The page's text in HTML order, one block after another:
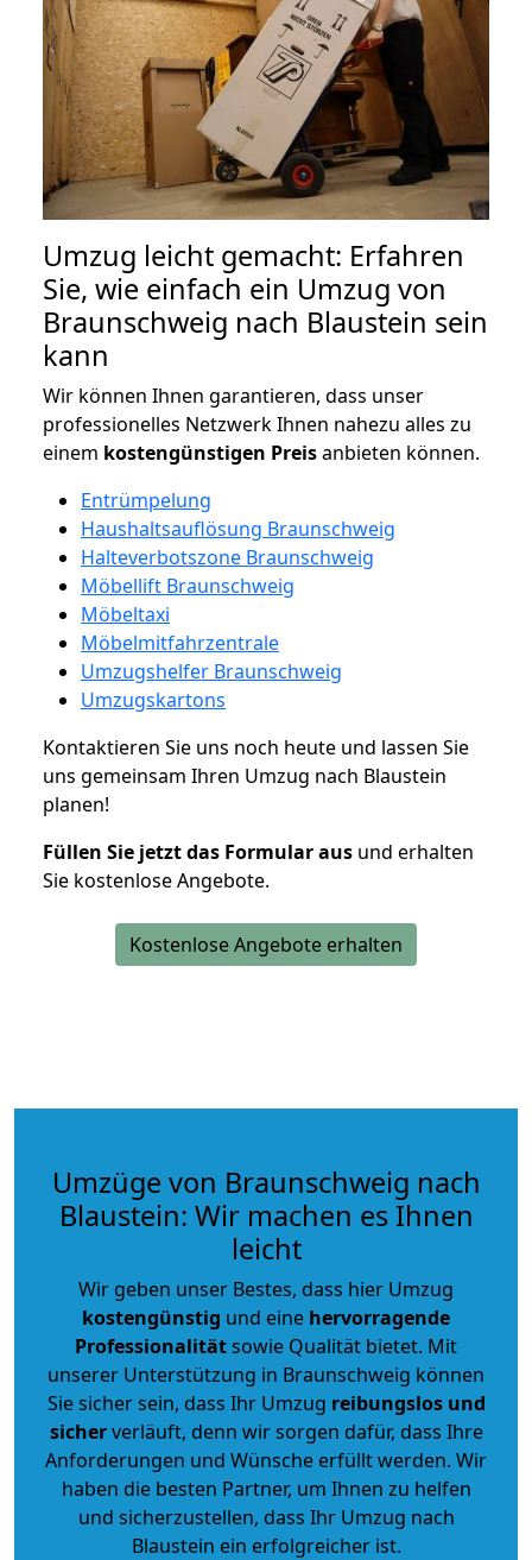
Umzug leicht gemacht: Erfahren
Sie, wie einfach ein Umzug von
Braunschweig nach Blaustein sein
kann
Wir können Ihnen garantieren, dass unser
professionelles Netzwerk Ihnen nahezu alles zu
einem kostengünstigen Preisanbieten können.
Entrümpelung
Haushaltsauflösung Braunschweig
Halteverbotszone Braunschweig
Möbellift Braunschweig
Möbeltaxi
Möbelmitfahrzentrale
Umzugshelfer Braunschweig
Umzugskartons
Kontaktieren Sie uns noch heute und lassen Sie
uns gemeinsam Ihren Umzug nach Blaustein
planen!
Füllen Sie jetzt das Formular aus und erhalten
Sie kostenlose Angebote.
Kostenlose Angebote erhalten
Umzüge von Braunschweig nach
Blaustein: Wir machen es Ihnen
leicht
Wir geben unser Bestes, dass hier Umzug
kostengünstig und eine hervorragende
Professionalitätsowie Qualität bietet. Mit
unserer Unterstützung in Braunschweig können
Sie sicher sein, dass Ihr Umzug reibungslos und
sicherverläuft, denn wir sorgen dafür, dass Ihre
Anforderungen und Wünsche erfüllt werden. Wir
haben die besten Partner, um Ihnen zu helfen
und sicherzustellen, dass Ihr Umzug nach
Blaustein ein erfolgreicher ist.